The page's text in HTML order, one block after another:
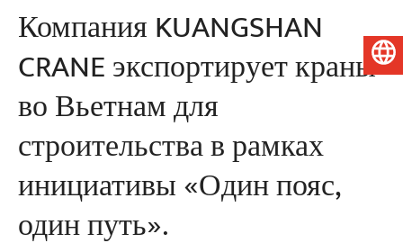
Компания KUANGSHAN
CRANE экспортирует краны
во Вьетнам для
строительства в рамках
инициативы «Один пояс,
один путь».
Русский